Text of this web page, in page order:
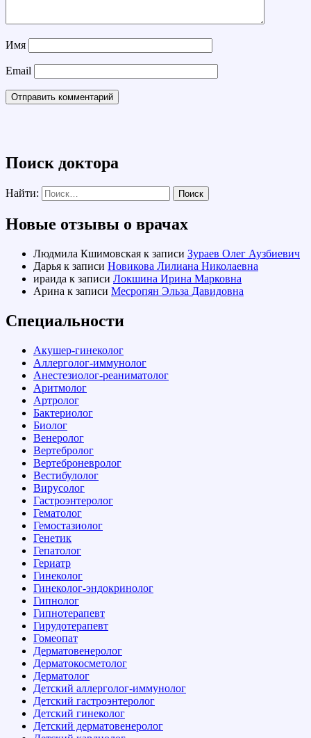
Имя
Email
Поиск доктора
Найти:
Новые отзывы о врачах
Людмила Кшимовская к записи Зураев Олег Аузбиевич
Дарья к записи Новикова Лилиана Николаевна
ираида к записи Локшина Ирина Марковна
Арина к записи Месропян Эльза Давидовна
Специальности
Акушер-гинеколог
Аллерголог-иммунолог
Анестезиолог-реаниматолог
Аритмолог
Артролог
Бактериолог
Биолог
Венеролог
Вертебролог
Вертеброневролог
Вестибулолог
Вирусолог
Гастроэнтеролог
Гематолог
Гемостазиолог
Генетик
Гепатолог
Гериатр
Гинеколог
Гинеколог-эндокринолог
Гипнолог
Гипнотерапевт
Гирудотерапевт
Гомеопат
Дерматовенеролог
Дерматокосметолог
Дерматолог
Детский аллерголог-иммунолог
Детский гастроэнтеролог
Детский гинеколог
Детский дерматовенеролог